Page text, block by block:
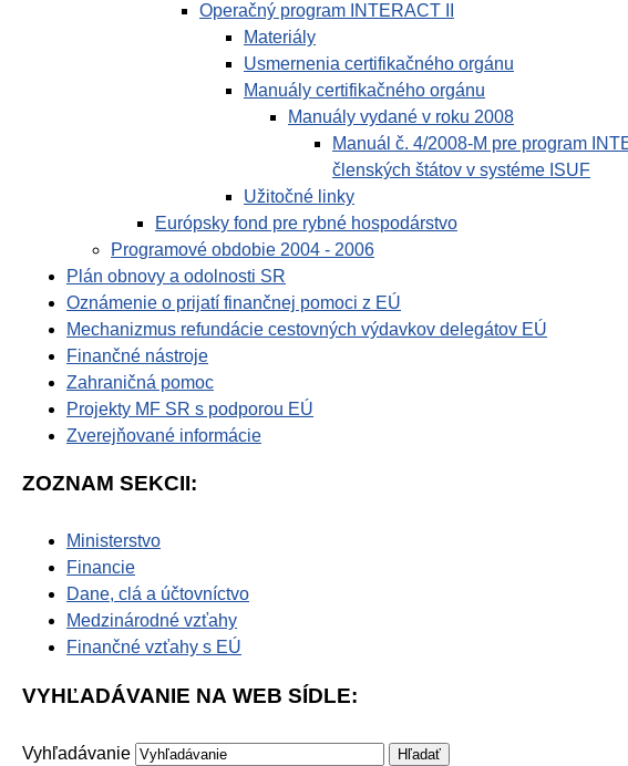
Operačný program INTERACT II
Materiály
Usmernenia certifikačného orgánu
Manuály certifikačného orgánu
Manuály vydané v roku 2008
Manuál č. 4/2008-M pre program
členských štátov v systéme ISUF
Užitočné linky
Európsky fond pre rybné hospodárstvo
Programové obdobie 2004 - 2006
Plán obnovy a odolnosti SR
Oznámenie o prijatí finančnej pomoci z EÚ
Mechanizmus refundácie cestovných výdavkov delegátov EÚ
Finančné nástroje
Zahraničná pomoc
Projekty MF SR s podporou EÚ
Zverejňované informácie
ZOZNAM SEKCII:
Ministerstvo
Financie
Dane, clá a účtovníctvo
Medzinárodné vzťahy
Finančné vzťahy s EÚ
VYHĽADÁVANIE NA WEB SÍDLE:
Vyhľadávanie